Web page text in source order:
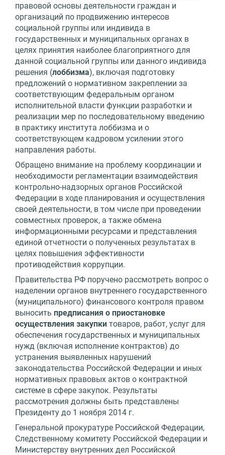
правовой основы деятельности граждан и
организаций по продвижению интересов
социальной группы или индивида в
государственных и муниципальных органах в
целях принятия наиболее благоприятного для
данной социальной группы или данного индивида
решения (лоббизма), включая подготовку
предложений о нормативном закреплении за
соответствующим федеральным органом
исполнительной власти функции разработки и
реализации мер по последовательному введению
в практику института лоббизма и о
соответствующем кадровом усилении этого
направления работы.
Обращено внимание на проблему координации и
необходимости регламентации взаимодействия
контрольно-надзорных органов Российской
Федерации в ходе планирования и осуществления
своей деятельности, в том числе при проведении
совместных проверок, а также обмена
информационными ресурсами и представления
единой отчетности о полученных результатах в
целях повышения эффективности
противодействия коррупции.
Правительства РФ поручено рассмотреть вопрос о
наделении органов внутреннего государственного
(муниципального) финансового контроля правом
выносить предписания о приостановке
осуществления закупки товаров, работ, услуг для
обеспечения государственных и муниципальных
нужд (включая исполнение контрактов) до
устранения выявленных нарушений
законодательства Российской Федерации и иных
нормативных правовых актов о контрактной
системе в сфере закупок. Результаты
рассмотрения должны быть представлены
Президенту до 1 ноября 2014 г.
Генеральной прокуратуре Российской Федерации,
Следственному комитету Российской Федерации и
Министерству внутренних дел Российской